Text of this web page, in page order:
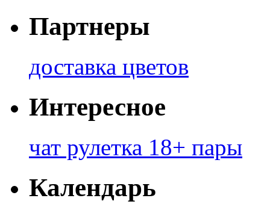
Партнеры
доставка цветов
Интересное
чат рулетка 18+ пары
Календарь